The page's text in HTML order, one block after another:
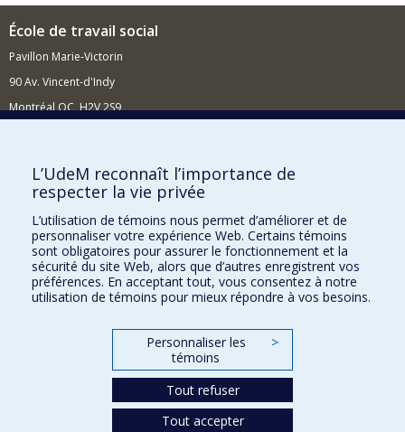
École de travail social
Pavillon Marie-Victorin
90 Av. Vincent-d'Indy
Montréal QC H2V 2S9
Comment soutenir l'École?
BESOIN D'AIDE?
Plan du site
Signaler une erreur
Accessibilité
FACULTÉ DES ARTS ET DES SCIENCES
Nos départements et écoles
L’UdeM reconnaît l’importance de
respecter la vie privée
L’utilisation de témoins nous permet d’améliorer et de
personnaliser votre expérience Web. Certains témoins
sont obligatoires pour assurer le fonctionnement et la
sécurité du site Web, alors que d’autres enregistrent vos
préférences. En acceptant tout, vous consentez à notre
utilisation de témoins pour mieux répondre à vos besoins.
Personnaliser les
témoins
>
Tout refuser
Tout accepter